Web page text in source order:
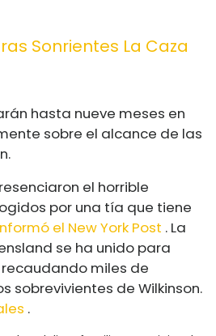
Sonrientes La Caza
hasta nueve meses en
sobre el alcance de las
el horrible
por una tía que tiene
el New York Post . La
se ha unido para
miles de
sobrevivientes de Wilkinson.
.